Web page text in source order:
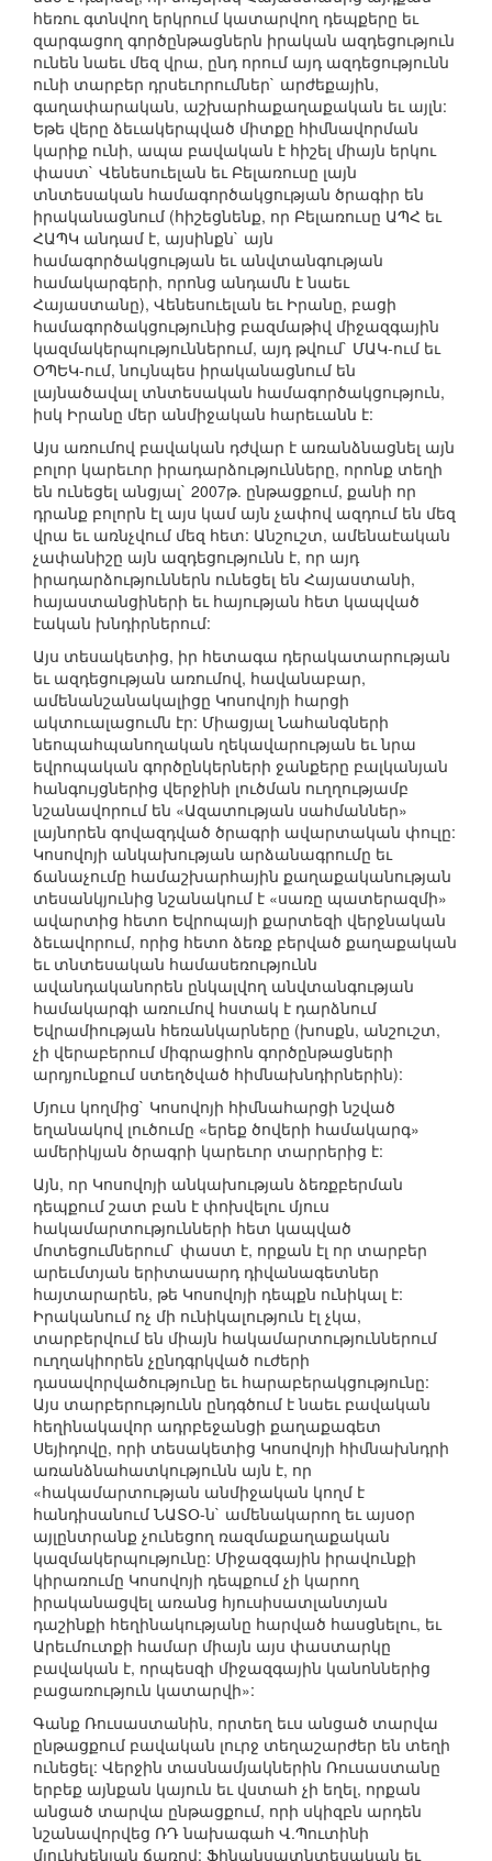
հեռու գտնվող երկրում կատարվող դեպքերը եւ
զարգացող գործընթացներն իրական ազդեցություն
ունեն նաեւ մեզ վրա, ընդ որում այդ ազդեցությունն
ունի տարբեր դրսեւորումներ` արժեքային,
գաղափարական, աշխարհաքաղաքական եւ այլն:
Եթե վերը ձեւակերպված միտքը հիմնավորման
կարիք ունի, ապա բավական է հիշել միայն երկու
փաստ` Վենեսուելան եւ Բելառուսը լայն
տնտեսական համագործակցության ծրագիր են
իրականացնում (հիշեցնենք, որ Բելառուսը ԱՊՀ եւ
ՀԱՊԿ անդամ է, այսինքն` այն
համագործակցության եւ անվտանգության
համակարգերի, որոնց անդամն է նաեւ
Հայաստանը), Վենեսուելան եւ Իրանը, բացի
համագործակցությունից բազմաթիվ միջազգային
կազմակերպություններում, այդ թվում` ՄԱԿ-ում եւ
ՕՊԵԿ-ում, նույնպես իրականացնում են
լայնածավալ տնտեսական համագործակցություն,
իսկ Իրանը մեր անմիջական հարեւանն է:
Այս առումով բավական դժվար է առանձնացնել այն
բոլոր կարեւոր իրադարձությունները, որոնք տեղի
են ունեցել անցյալ` 2007թ. ընթացքում, քանի որ
դրանք բոլորն էլ այս կամ այն չափով ազդում են մեզ
վրա եւ առնչվում մեզ հետ: Անշուշտ, ամենաէական
չափանիշը այն ազդեցությունն է, որ այդ
իրադարձություններն ունեցել են Հայաստանի,
հայաստանցիների եւ հայության հետ կապված
էական խնդիրներում:
Այս տեսակետից, իր հետագա դերակատարության
եւ ազդեցության առումով, հավանաբար,
ամենանշանակալիցը Կոսովոյի հարցի
ակտուալացումն էր: Միացյալ Նահանգների
նեոպահպանողական ղեկավարության եւ նրա
եվրոպական գործընկերների ջանքերը բալկանյան
հանգույցներից վերջինի լուծման ուղղությամբ
նշանավորում են «Ազատության սահմաններ»
լայնորեն գովազդված ծրագրի ավարտական փուլը:
Կոսովոյի անկախության արձանագրումը եւ
ճանաչումը համաշխարհային քաղաքականության
տեսանկյունից նշանակում է «սառը պատերազմի»
ավարտից հետո Եվրոպայի քարտեզի վերջնական
ձեւավորում, որից հետո ձեռք բերված քաղաքական
եւ տնտեսական համասեռությունն
ավանդականորեն ընկալվող անվտանգության
համակարգի առումով հստակ է դարձնում
Եվրամիության հեռանկարները (խոսքն, անշուշտ,
չի վերաբերում միգրացիոն գործընթացների
արդյունքում ստեղծված հիմնախնդիրներին):
Մյուս կողմից` Կոսովոյի հիմնահարցի նշված
եղանակով լուծումը «երեք ծովերի համակարգ»
ամերիկյան ծրագրի կարեւոր տարրերից է:
Այն, որ Կոսովոյի անկախության ձեռքբերման
դեպքում շատ բան է փոխվելու մյուս
հակամարտությունների հետ կապված
մոտեցումներում` փաստ է, որքան էլ որ տարբեր
արեւմտյան երիտասարդ դիվանագետներ
հայտարարեն, թե Կոսովոյի դեպքն ունիկալ է:
Իրականում ոչ մի ունիկալություն էլ չկա,
տարբերվում են միայն հակամարտություններում
ուղղակիորեն չընդգրկված ուժերի
դասավորվածությունը եւ հարաբերակցությունը:
Այս տարբերությունն ընդգծում է նաեւ բավական
հեղինակավոր ադրբեջանցի քաղաքագետ
Սեյիդովը, որի տեսակետից Կոսովոյի հիմնախնդրի
առանձնահատկությունն այն է, որ
«հակամարտության անմիջական կողմ է
հանդիսանում ՆԱՏՕ-ն` ամենակարող եւ այսօր
այլընտրանք չունեցող ռազմաքաղաքական
կազմակերպությունը: Միջազգային իրավունքի
կիրառումը Կոսովոյի դեպքում չի կարող
իրականացվել առանց հյուսիսատլանտյան
դաշինքի հեղինակությանը հարված հասցնելու, եւ
Արեւմուտքի համար միայն այս փաստարկը
բավական է, որպեսզի միջազգային կանոններից
բացառություն կատարվի»:
Գանք Ռուսաստանին, որտեղ եւս անցած տարվա
ընթացքում բավական լուրջ տեղաշարժեր են տեղի
ունեցել: Վերջին տասնամյակներին Ռուսաստանը
երբեք այնքան կայուն եւ վստահ չի եղել, որքան
անցած տարվա ընթացքում, որի սկիզբն արդեն
նշանավորվեց ՌԴ նախագահ Վ.Պուտինի
մյունխենյան ճառով: Ֆինանսատնտեսական եւ